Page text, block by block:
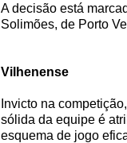
A decisão está
Solimões, de Porto
Vilhenense
Invicto na
sólida da equipe é
esquema de jogo